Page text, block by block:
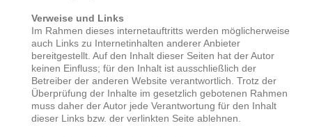
Verweise und Links
Im Rahmen dieses internetauftritts werden möglicherweise
auch Links zu Internetinhalten anderer Anbieter
bereitgestellt. Auf den Inhalt dieser Seiten hat der Autor
keinen Einfluss; für den Inhalt ist ausschließlich der
Betreiber der anderen Website verantwortlich. Trotz der
Überprüfung der Inhalte im gesetzlich gebotenen Rahmen
muss daher der Autor jede Verantwortung für den Inhalt
dieser Links bzw. der verlinkten Seite ablehnen.